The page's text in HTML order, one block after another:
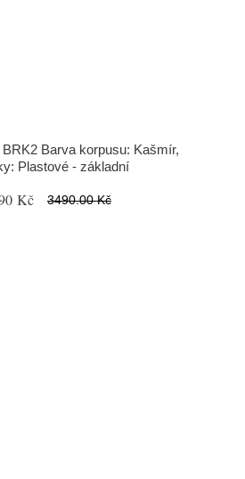
Barva korpusu: Kašmír,
Plastové - základní
Kč 3490.00 Kč